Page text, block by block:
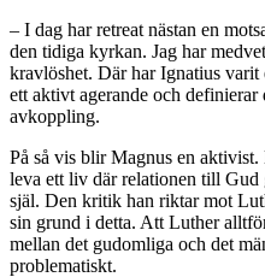
– I dag har retreat nästan en
den tidiga kyrkan. Jag har
kravlöshet. Där har Ignatius varit
ett aktivt agerande och definierar
avkoppling.
På så vis blir Magnus en
leva ett liv där relationen till Gud
själ. Den kritik han riktar mot
sin grund i detta. Att Luther
mellan det gudomliga och det
problematiskt.